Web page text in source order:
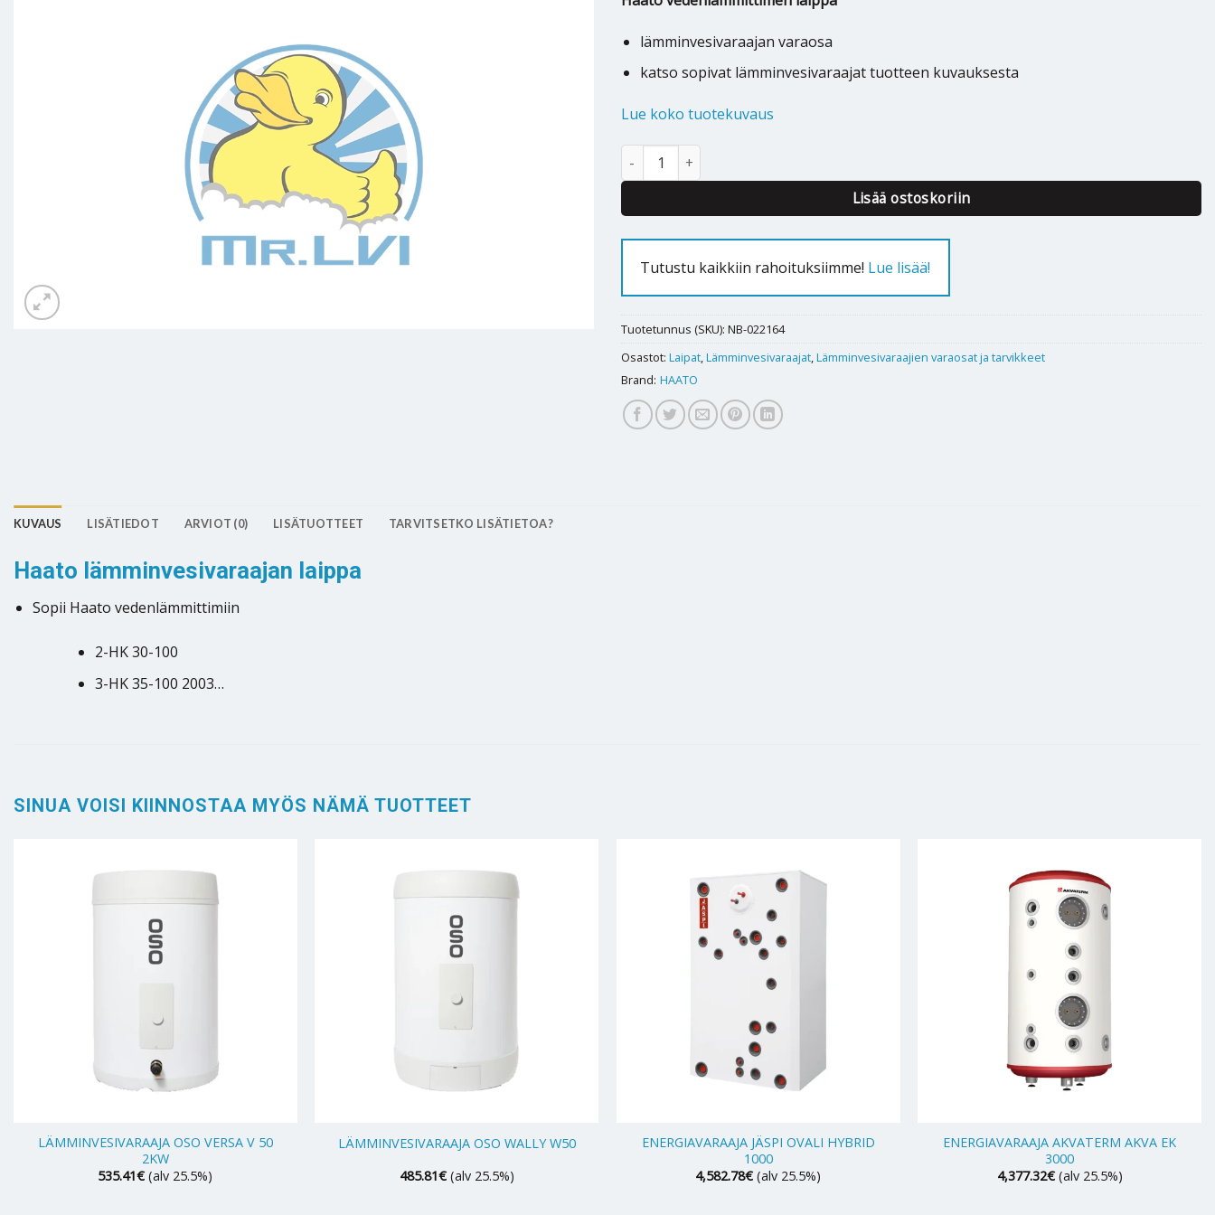
lämminvesivaraajan varaosa
katso sopivat lämminvesivaraajat tuotteen kuvauksesta
Lue koko tuotekuvaus
Haato lämminvesivaraajan laippa 2-HK, 3-HK - 022164 määrä
Lisää ostoskoriin
Tutustu kaikkiin rahoituksiimme! Lue lisää!
Tuotetunnus (SKU): NB-022164
Osastot: Laipat Lämminvesivaraajat Lämminvesivaraajien varaosat ja tarvikkeet
Brand: HAATO
KUVAUS LISÄTIEDOT ARVIOT (0) LISÄTUOTTEET TARVITSETKO LISÄTIETOA?
Haato lämminvesivaraajan laippa
Sopii Haato vedenlämmittimiin
2-HK 30-100
3-HK 35-100 2003…
SINUA VOISI KIINNOSTAA MYÖS NÄMÄ TUOTTEET
LÄMMINVESIVARAAJA OSO VERSA V 50
2KW
535.41€ (alv 25.5%)
LÄMMINVESIVARAAJA OSO WALLY W50
485.81€ (alv 25.5%)
ENERGIAVARAAJA JÄSPI OVALI HYBRID
1000
4,582.78€ (alv 25.5%)
ENERGIAVARAAJA AKVATERM AKVA EK
3000
4,377.32€ (alv 25.5%)